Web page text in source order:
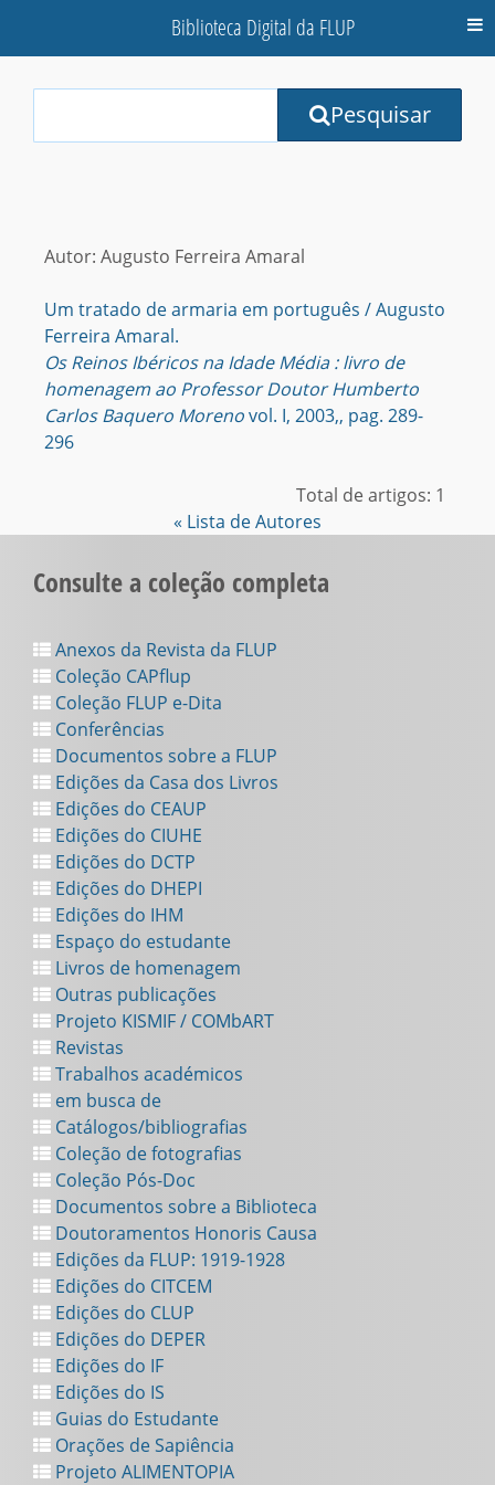
Biblioteca Digital da FLUP
Terms:
Pesquisar
Autor: Augusto Ferreira Amaral
Um tratado de armaria em português / Augusto
Ferreira Amaral.
Os Reinos Ibéricos na Idade Média : livro de
homenagem ao Professor Doutor Humberto
Carlos Baquero Morenovol. I, 2003,, pag. 289-
296
Total de artigos: 1
« Lista de Autores
Consulte a coleção completa
Anexos da Revista da FLUP
Coleção CAPflup
Coleção FLUP e-Dita
Conferências
Documentos sobre a FLUP
Edições da Casa dos Livros
Edições do CEAUP
Edições do CIUHE
Edições do DCTP
Edições do DHEPI
Edições do IHM
Espaço do estudante
Livros de homenagem
Outras publicações
Projeto KISMIF / COMbART
Revistas
Trabalhos académicos
em busca de
Catálogos/bibliografias
Coleção de fotografias
Coleção Pós-Doc
Documentos sobre a Biblioteca
Doutoramentos Honoris Causa
Edições da FLUP: 1919-1928
Edições do CITCEM
Edições do CLUP
Edições do DEPER
Edições do IF
Edições do IS
Guias do Estudante
Orações de Sapiência
Projeto ALIMENTOPIA